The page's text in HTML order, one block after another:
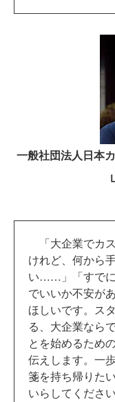
一般社団法人日本
「大企業でカ
けれど、何から
い……」「すでに
でいいか不安が
ほしいです。ス
る、大企業なら
とを始めるため
伝えします。一
箋を持ち帰りた
いらしてください